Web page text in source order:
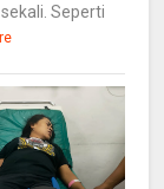
Seperti